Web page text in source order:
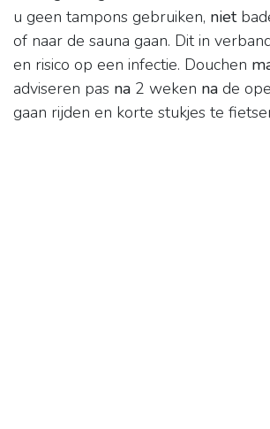
u geen tampons gebruiken, niet
of naar de sauna gaan. Dit in
en risico op een infectie. Douchen
adviseren pas na 2 weken na de
gaan rijden en korte stukjes te